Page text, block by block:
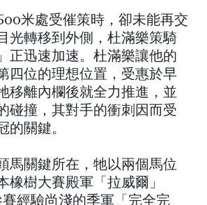
米處受催策時，卻未能再交
光轉移到外側，杜滿樂策騎
正迅速加速。杜滿樂讓他的
四位的理想位置，受惠於早
移離內欄後就全力推進，並
碰撞，其對手的衝刺因而受
的關鍵。
馬關鍵所在，牠以兩個馬位
橡樹大賽殿軍「拉威爾」
賽經驗尚淺的季軍「完全完